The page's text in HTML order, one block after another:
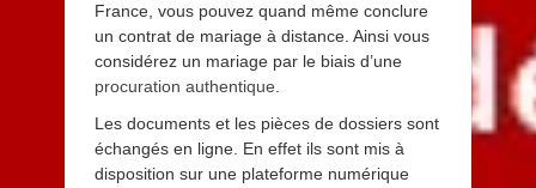
France, vous pouvez quand même conclure
un contrat de mariage à distance. Ainsi vous
considérez un mariage par le biais d’une
procuration authentique
Les documents et les pièces de dossiers sont
échangés en ligne. En effet ils sont mis à
disposition sur une plateforme numérique